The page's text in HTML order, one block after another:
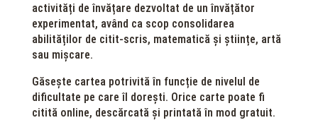
activități de învățare dezvoltat de un învățător
experimentat, având ca scop consolidarea
abilităților de citit-scris, matematică și științe, artă
sau mișcare.
Găsește cartea potrivită în funcție de nivelul de
dificultate pe care îl dorești. Orice carte poate fi
citită online, descărcată și printată în mod gratuit.